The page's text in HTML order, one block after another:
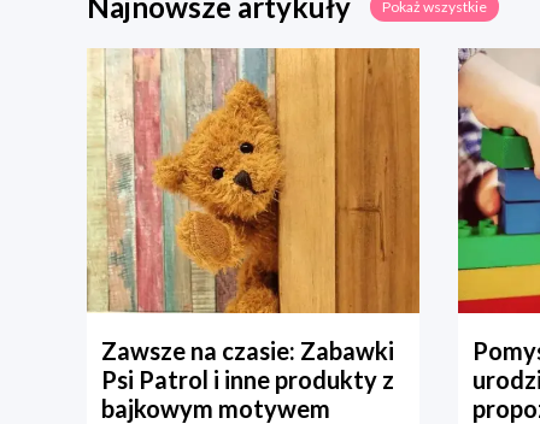
Pokaż wszystkie
Zawsze na czasie: Zabawki
Psi Patrol i inne produkty z
bajkowym motywem